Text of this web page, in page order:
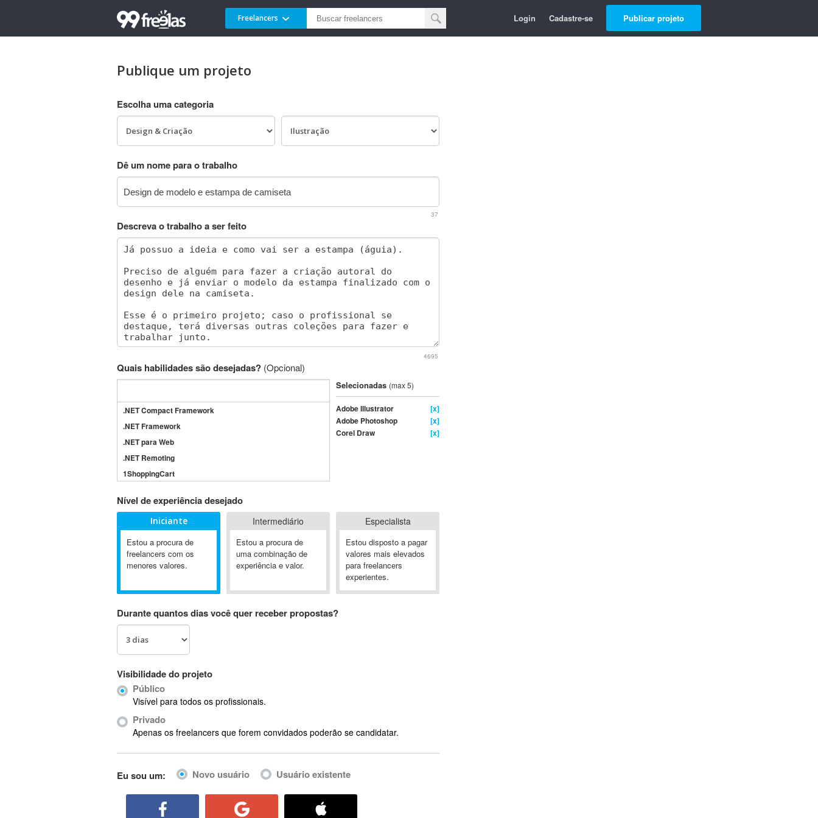
Freelancers Login Cadastre-se Publicar projeto
Publique um projeto
Escolha uma categoria
Dê um nome para o trabalho
37
Descreva o trabalho a ser feito
4695
Quais habilidades são desejadas? (Opcional)
.NET Compact Framework
.NET Framework
.NET para Web
.NET Remoting
1ShoppingCart
3GSM
4D Dimension
802.11
A&P
A-GPS
Ab Initio
ABIS
AbleCommerce
Ableton Live
Abstract Window Toolkit (AWT)
Selecionadas (max 5)
Adobe Illustrator
[x]
Adobe Photoshop
[x]
Corel Draw
[x]
Nível de experiência desejado
Iniciante
Estou a procura de
freelancers com os
menores valores.
Intermediário
Estou a procura de
uma combinação de
experiência e valor.
Especialista
Estou disposto a pagar
valores mais elevados
para freelancers
experientes.
Durante quantos dias você quer receber propostas?
Visibilidade do projeto
Público
Visível para todos os profissionais.
Privado
Apenas os freelancers que forem convidados poderão se candidatar.
Eu sou um: Novo usuário Usuário existente